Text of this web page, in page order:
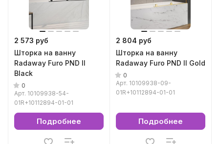
2 573 руб
Шторка на ванну
Radaway Furo PND II
Black
0
Арт. 10109938-54-
01R+10112894-01-01
Подробнее
2 804 руб
Шторка на ванну
Radaway Furo PND II Gold
0
Арт. 10109938-09-
01R+10112894-01-01
Подробнее